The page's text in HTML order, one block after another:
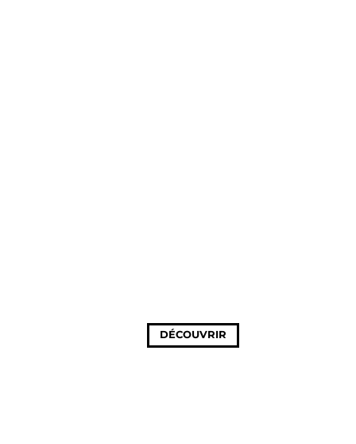
DÉCOUVRIR